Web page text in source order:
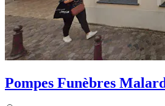
Pompes Funèbres Malard